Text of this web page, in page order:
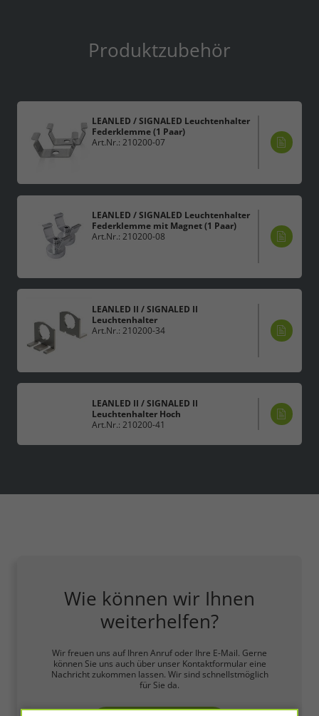
Produktzubehör
LEANLED / SIGNALED Leuchtenhalter
Federklemme (1 Paar)
Art.Nr.: 210200-07
LEANLED / SIGNALED Leuchtenhalter
Federklemme mit Magnet (1 Paar)
Art.Nr.: 210200-08
LEANLED II / SIGNALED II
Leuchtenhalter
Art.Nr.: 210200-34
LEANLED II / SIGNALED II
Leuchtenhalter Hoch
Art.Nr.: 210200-41
Wie können wir Ihnen
weiterhelfen?
Wir freuen uns auf Ihren Anruf oder Ihre E-Mail. Gerne
können Sie uns auch über unser Kontaktformular eine
Nachricht zukommen lassen. Wir sind schnellstmöglich
für Sie da.